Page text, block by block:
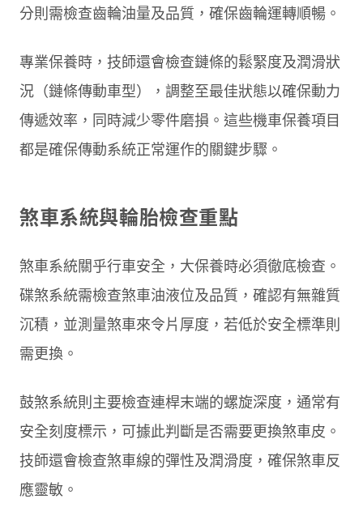
分則需檢查齒輪油量及品質，確保齒輪運轉順暢。
專業保養時，技師還會檢查鏈條的鬆緊度及潤滑狀
況（鏈條傳動車型），調整至最佳狀態以確保動力
傳遞效率，同時減少零件磨損。這些機車保養項目
都是確保傳動系統正常運作的關鍵步驟。
煞車系統與輪胎檢查重點
煞車系統關乎行車安全，大保養時必須徹底檢查。
碟煞系統需檢查煞車油液位及品質，確認有無雜質
沉積，並測量煞車來令片厚度，若低於安全標準則
需更換。
鼓煞系統則主要檢查連桿末端的螺旋深度，通常有
安全刻度標示，可據此判斷是否需要更換煞車皮。
技師還會檢查煞車線的彈性及潤滑度，確保煞車反
應靈敏。